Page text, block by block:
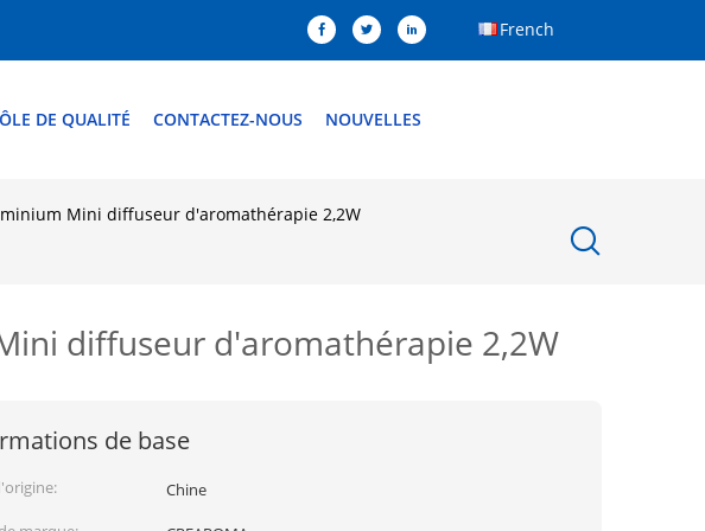
French
DE QUALITÉ CONTACTEZ-NOUS NOUVELLES
Mini diffuseur d'aromathérapie 2,2W
diffuseur d'aromathérapie 2,2W
de base
Chine